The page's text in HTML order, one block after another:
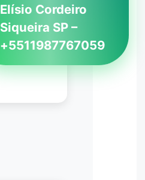
Elísio Cordeiro
Siqueira SP –
+5511987767059